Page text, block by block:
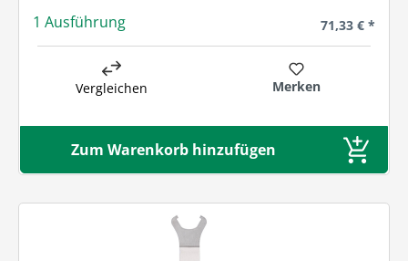
1 Ausführung Regulärer
71,33 € *
Vergleichen Merken
Zum Warenkorb hinzufügen